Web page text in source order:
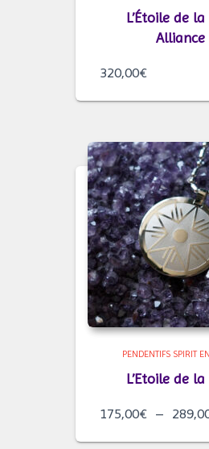
L’Étoile de la
Alliance
320,00€
PENDENTIFS SPIRIT
L’Etoile de la
175,00€ –